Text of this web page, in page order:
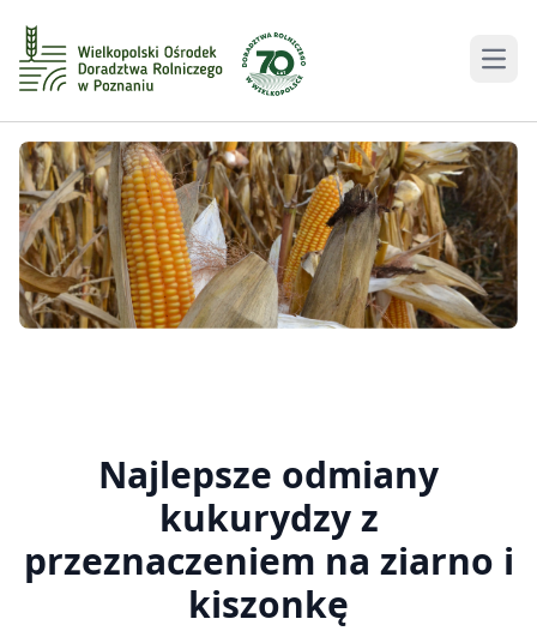
Najlepsze odmiany
kukurydzy z
przeznaczeniem na ziarno i
kiszonkę